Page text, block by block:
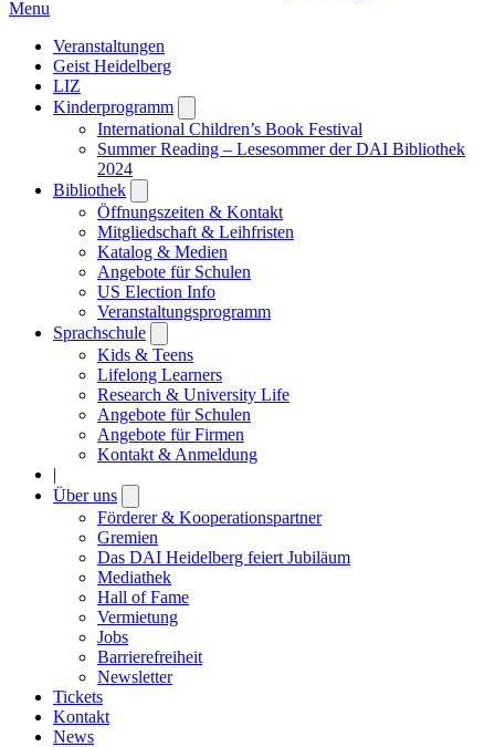
Menu
Veranstaltungen
Geist Heidelberg
LIZ
Kinderprogramm
submenu
International Children’s Book Festival
Summer Reading – Lesesommer der DAI Bibliothek
2024
Bibliothek
submenu
Öffnungszeiten & Kontakt
Mitgliedschaft & Leihfristen
Katalog & Medien
Angebote für Schulen
US Election Info
Veranstaltungsprogramm
Sprachschule
submenu
Kids & Teens
Lifelong Learners
Research & University Life
Angebote für Schulen
Angebote für Firmen
Kontakt & Anmeldung
|
Über uns
submenu
Förderer & Kooperationspartner
Gremien
Das DAI Heidelberg feiert Jubiläum
Mediathek
Hall of Fame
Vermietung
Jobs
Barrierefreiheit
Newsletter
Tickets
Kontakt
News